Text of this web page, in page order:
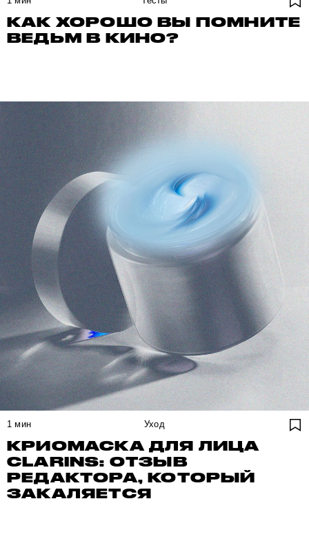
КАК ХОРОШО ВЫ ПОМНИТЕ
ВЕДЬМ В КИНО?
1 мин Уход
КРИОМАСКА ДЛЯ ЛИЦА
CLARINS: ОТЗЫВ
РЕДАКТОРА, КОТОРЫЙ
ЗАКАЛЯЕТСЯ